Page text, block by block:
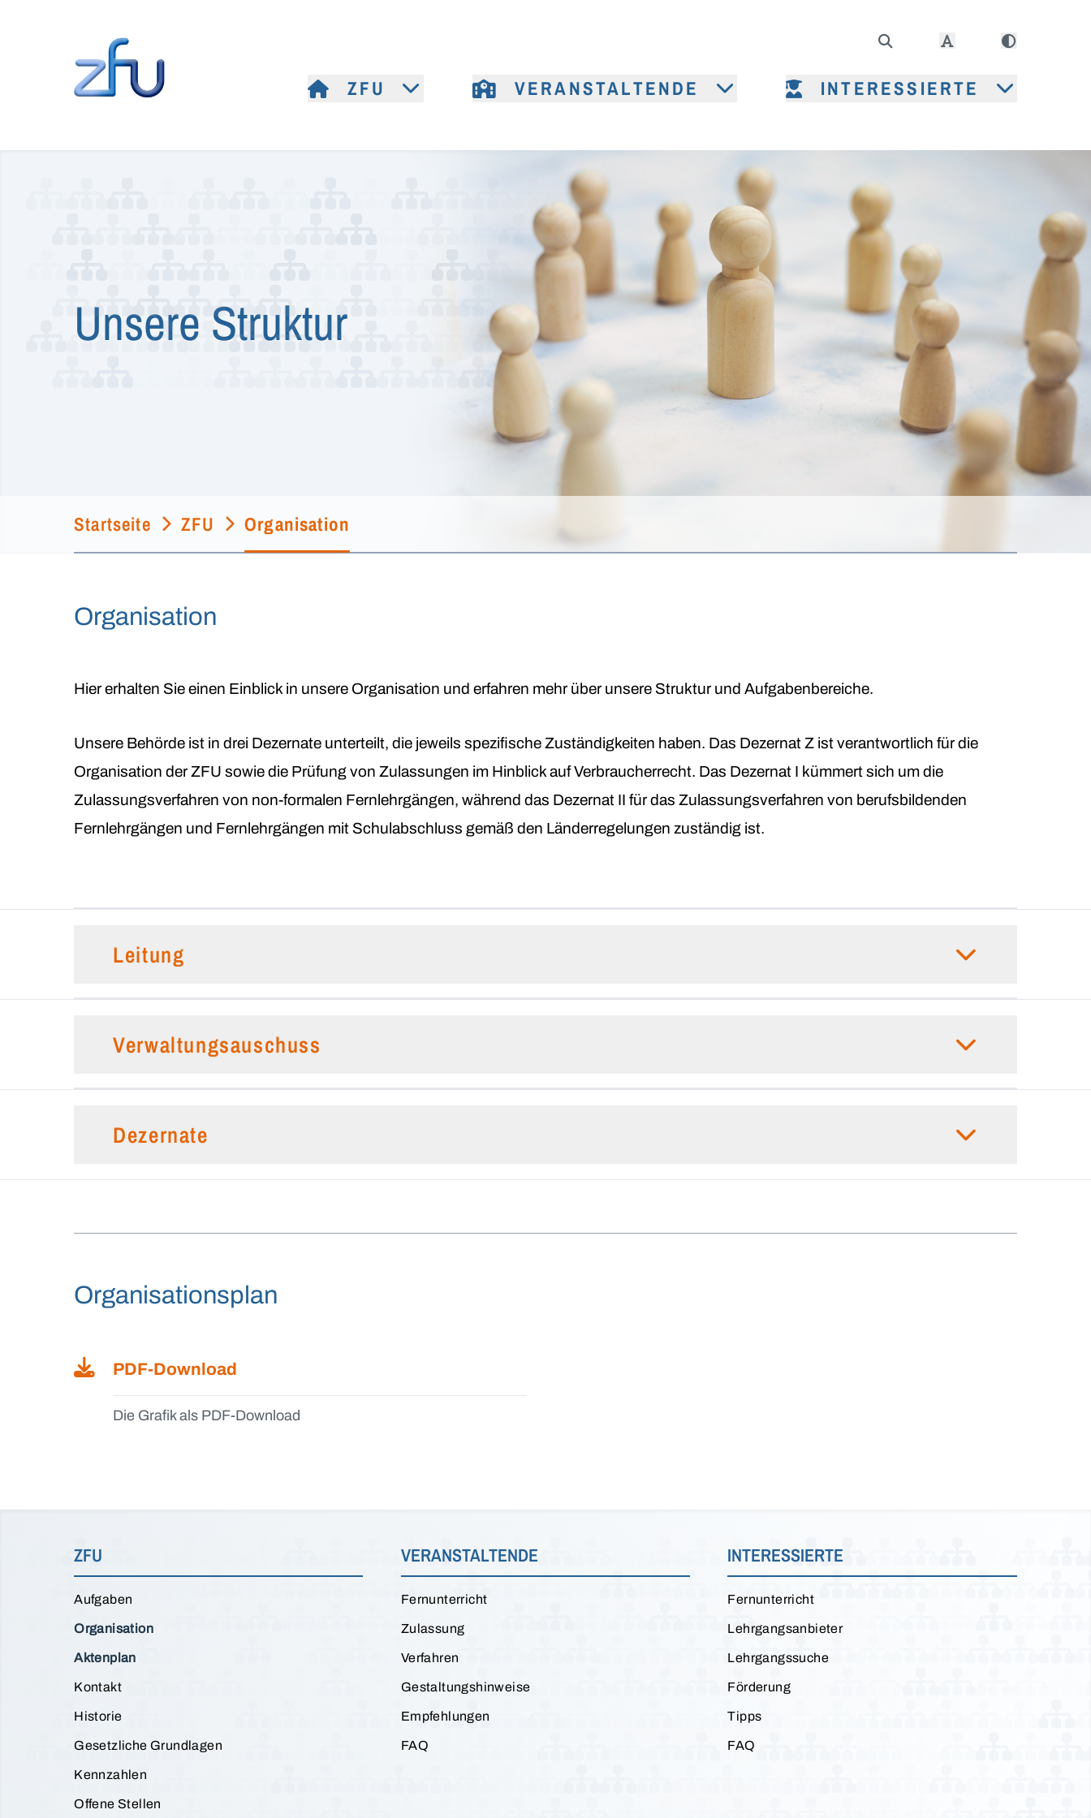
ZFU VERANSTALTENDE INTERESSIERTE
Unsere Struktur
Startseite ZFU Organisation
Organisation
Hier erhalten Sie einen Einblick in unsere Organisation und erfahren mehr über unsere Struktur und Aufgabenbereiche.
Unsere Behörde ist in drei Dezernate unterteilt, die jeweils spezifische Zuständigkeiten haben. Das Dezernat Z ist verantwortlich für die
Organisation der ZFU sowie die Prüfung von Zulassungen im Hinblick auf Verbraucherrecht. Das Dezernat I kümmert sich um die
Zulassungsverfahren von non-formalen Fernlehrgängen, während das Dezernat II für das Zulassungsverfahren von berufsbildenden
Fernlehrgängen und Fernlehrgängen mit Schulabschluss gemäß den Länderregelungen zuständig ist.
Leitung
Verwaltungsauschuss
Dezernate
Organisationsplan
PDF-Download
Die Grafik als PDF-Download
ZFU
Aufgaben
Organisation
Aktenplan
Kontakt
Historie
Gesetzliche Grundlagen
Kennzahlen
Offene Stellen
VERANSTALTENDE
Fernunterricht
Zulassung
Verfahren
Gestaltungshinweise
Empfehlungen
FAQ
INTERESSIERTE
Fernunterricht
Lehrgangsanbieter
Lehrgangssuche
Förderung
Tipps
FAQ